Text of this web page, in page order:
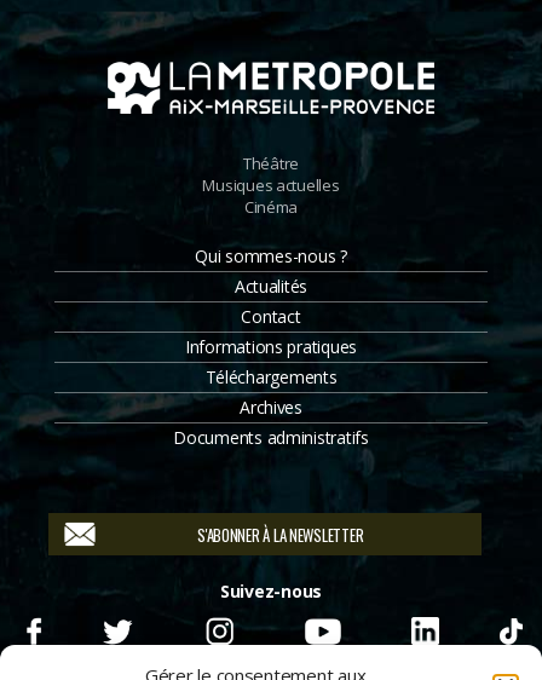
Gérer le consentement aux
Théâtre
Musiques actuelles
Cinéma
Qui sommes-nous ?
Actualités
Contact
Informations pratiques
Téléchargements
Archives
Documents administratifs
S'ABONNER À LA NEWSLETTER
Suivez-nous